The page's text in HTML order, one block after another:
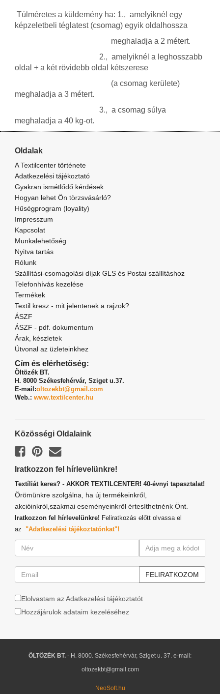
Túlméretes a küldemény ha: 1., amelyiknél egy
képzeletbeli téglatest (csomag) egyik oldalhossza
meghaladja a 2 métert.
2., amelyiknél a leghosszabb
oldal + a két rövidebb oldal kétszerese
(a csomag kerülete)
meghaladja a 3 métert.
3., a csomag súlya
meghaladja a 40 kg-ot.
Oldalak
A Textilcenter története
Adatkezelési tájékoztató
Gyakran ismétlődő kérdések
Hogyan lehet Ön törzsvásárló?
Hűségprogram (loyality)
Impresszum
Kapcsolat
Munkalehetőség
Nyitva tartás
Rólunk
Szállítási-csomagolási díjak GLS és Postai szállításhoz
Telefonhívás kezelése
Termékek
Textil kresz - mit jelentenek a rajzok?
ÁSZF
ÁSZF - pdf. dokumentum
Árak, készletek
Útvonal az üzleteinkhez
Cím és elérhetőség:
Öltözék BT.
H. 8000 Székesfehérvár, Sziget u.37.
E-mail:oltozekbt@gmail.com
Web.: www.textilcenter.hu
Közösségi Oldalaink
Iratkozzon fel hírlevelünkre!
Textíliát keres? - AKKOR TEXTILCENTER! 40-évnyi tapasztalat!
Örömünkre szolgálna, ha új termékeinkről,
akcióinkról,szakmai eseményeinkről értesíthetnénk Önt.
Iratkozzon fel hírlevelünkre! Feliratkozás előtt olvassa el
az "Adatkezelési tájékoztatónkat"!
Elolvastam az Adatkezelési tájékoztatót
Hozzájárulok adataim kezeléséhez
ÖLTÖZÉK BT. - H. 8000. Székesfehérvár, Sziget u. 37. e-mail:
oltozekbt@gmail.com
NeoSoft.hu